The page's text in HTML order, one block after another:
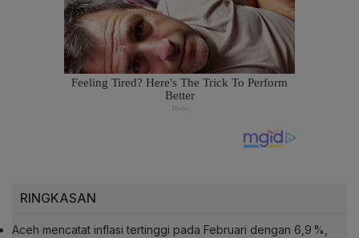
RINGKASAN
Aceh mencatat inflasi tertinggi pada Februari dengan 6,9 %,